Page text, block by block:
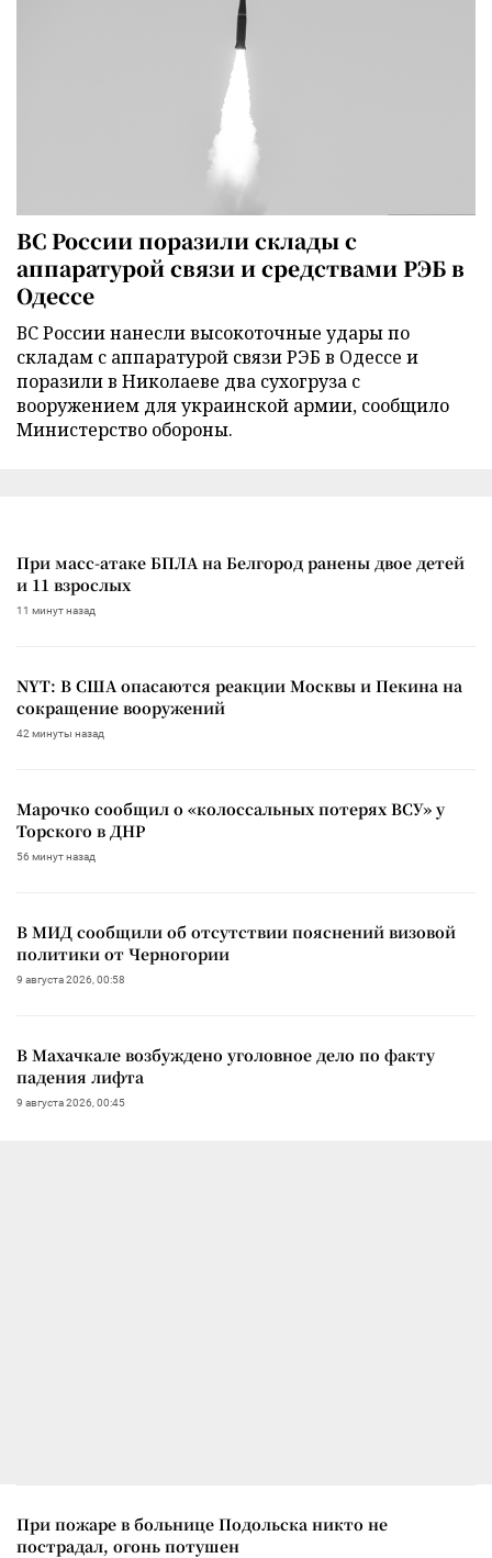
ВС России поразили склады с
аппаратурой связи и средствами РЭБ в
Одессе
ВС России нанесли высокоточные удары по
складам с аппаратурой связи РЭБ в Одессе и
поразили в Николаеве два сухогруза с
вооружением для украинской армии, сообщило
Министерство обороны.
При масс-атаке БПЛА на Белгород ранены двое детей
и 11 взрослых
11 минут назад
NYT: В США опасаются реакции Москвы и Пекина на
сокращение вооружений
42 минуты назад
Марочко сообщил о «колоссальных потерях ВСУ» у
Торского в ДНР
56 минут назад
В МИД сообщили об отсутствии пояснений визовой
политики от Черногории
9 августа 2026, 00:58
В Махачкале возбуждено уголовное дело по факту
падения лифта
9 августа 2026, 00:45
При пожаре в больнице Подольска никто не
пострадал, огонь потушен